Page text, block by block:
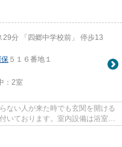
29分 「四郷中学校前」 停歩13
保 ５１６番地１
： 2室
ない人が来た時でも玄関を開ける
いております。室内設備は浴室乾